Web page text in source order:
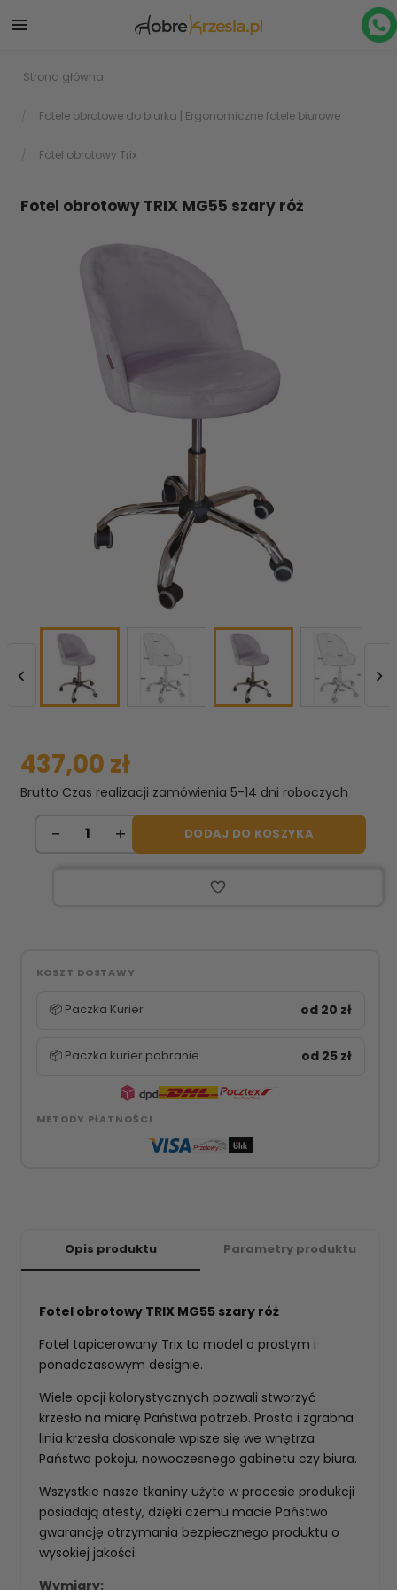

Strona główna
Fotele obrotowe do biurka | Ergonomiczne fotele biurowe
Fotel obrotowy Trix
Fotel obrotowy TRIX MG55 szary róż
 
437,00 zł
Brutto Czas realizacji zamówienia 5-14 dni roboczych
DODAJ DO KOSZYKA
favorite_border
KOSZT DOSTAWY
📦 Paczka Kurier od 20 zł
📦 Paczka kurier pobranie od 25 zł
METODY PŁATNOŚCI
Opis produktu Parametry produktu
Fotel obrotowy TRIX MG55 szary róż
Fotel tapicerowany Trix to model o prostym i
ponadczasowym designie.
Wiele opcji kolorystycznych pozwali stworzyć
krzesło na miarę Państwa potrzeb. Prosta i zgrabna
linia krzesła doskonale wpisze się we wnętrza
Państwa pokoju, nowoczesnego gabinetu czy biura.
Wszystkie nasze tkaniny użyte w procesie produkcji
posiadają atesty, dzięki czemu macie Państwo
gwarancję otrzymania bezpiecznego produktu o
wysokiej jakości.
Wymiary: